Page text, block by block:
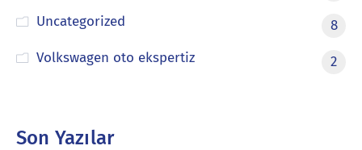
Uncategorized
8
Volkswagen oto ekspertiz
2
Son Yazılar